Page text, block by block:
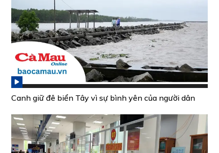
Canh giữ đê biển Tây vì sự bình yên của người dân